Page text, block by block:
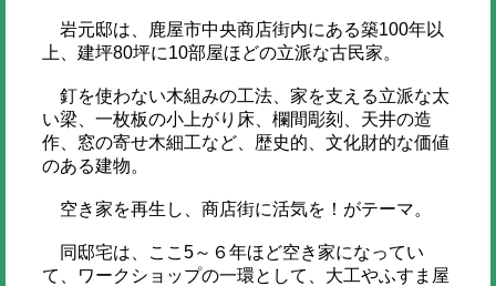
岩元邸は、鹿屋市中央商店街内にある築100年以
上、建坪80坪に10部屋ほどの立派な古民家。
釘を使わない木組みの工法、家を支える立派な太
い梁、一枚板の小上がり床、欄間彫刻、天井の造
作、窓の寄せ木細工など、歴史的、文化財的な価値
のある建物。
空き家を再生し、商店街に活気を！がテーマ。
同邸宅は、ここ5～６年ほど空き家になってい
て、ワークショップの一環として、大工やふすま屋